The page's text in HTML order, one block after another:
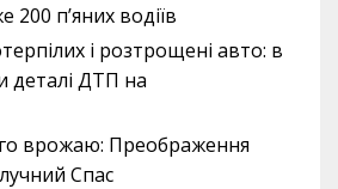
п’яних водіїв
і розтрощені авто: в
деталі ДТП на
врожаю: Преображення
Спас